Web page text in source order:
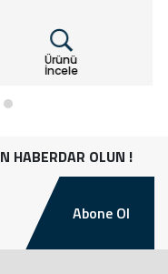
Ürünü
İncele
HABERDAR OLUN !
Abone Ol